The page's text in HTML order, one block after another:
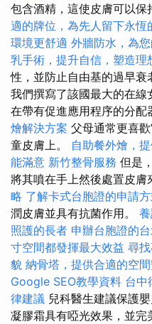
包含酒精，這使皮膚可以保
適的牌位，為先人留下永恆
環境更舒適 外牆防水，為
乳手術，提升自信，塑造理
性，並防止自由基的過早衰
我們撰寫了該國最大的在
在帶有促進應用程序的分配
燴解決方案 父母通常更喜
童皮膚上。 自助餐外燴，
能滿意 新竹整骨服務 但是
將其噴在手上然後處置皮膚
略 了解卡式台胞證的申請
潤皮膚並具有抗菌作用。
照護的長者 申辦台胞證的
寸空間都發揮最大效益 尋
貌 納骨塔，提供合適的空
Google SEO教學資料 台中
律建議 兒科醫生建議保護
凝膠霜具有啞光效果，並